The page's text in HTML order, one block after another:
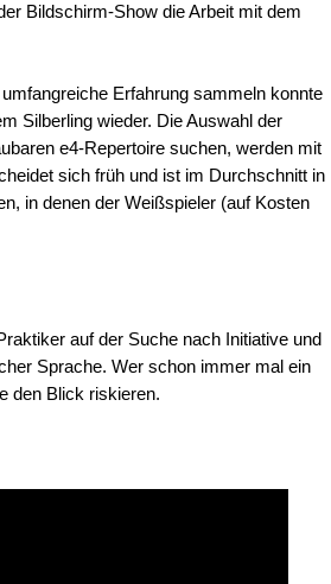
Bildschirm-Show die Arbeit mit dem
Erfahrung sammeln konnte
Silberling wieder. Die Auswahl der
e4-Repertoire suchen, werden mit
sich früh und ist im Durchschnitt in
in denen der Weißspieler (auf Kosten
auf der Suche nach Initiative und
Sprache. Wer schon immer mal ein
den Blick riskieren.